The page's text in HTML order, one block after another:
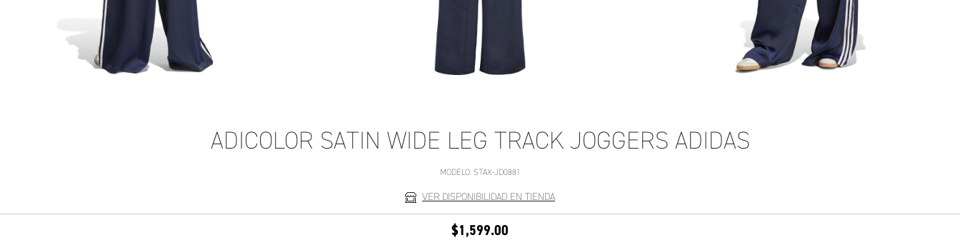
ADICOLOR SATIN WIDE LEG TRACK JOGGERS ADIDAS
MODELO: STAX-JD0881
VER DISPONIBILIDAD EN TIENDA
$1,599.00